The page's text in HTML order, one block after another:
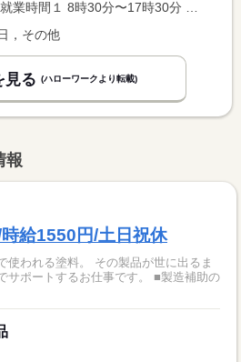
フレックスタイム制 就業時間１ 8時30分〜17時30分 就業時間に関する特記事項 ＊通常は同就業時間の勤務になり、就業先により、フレックスタイ <BR> ム制になります。 <BR> ＊コアタイムは午前１１時から午後２時になります。
，その他
見る (ハローワークより転載)
報
給1550円/土日祝休
使われる塗料。 その製品が世に出るま
トするお仕事です。 ■製造補助の